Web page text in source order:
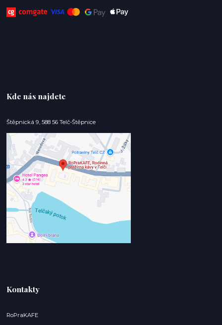
Kde nás najdete
Štěpnická 9, 588 56 Telč-Štěpnice
Kontakty
RoPraKAFE